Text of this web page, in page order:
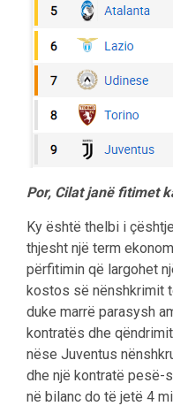
Por, Cilat janë fitimet
Ky është thelbi i
thjesht një term
përfitimin që largohet
kostos së nënshkrimit
duke marrë parasysh
kontratës dhe
nëse Juventus
dhe një kontratë
në bilanc do të jetë 4